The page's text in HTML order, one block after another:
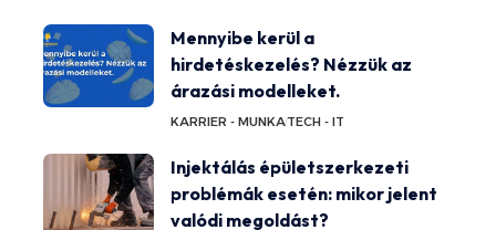
Mennyibe kerül a
hirdetéskezelés? Nézzük az
árazási modelleket.
KARRIER - MUNKATECH - IT
Injektálás épületszerkezeti
problémák esetén: mikor jelent
valódi megoldást?